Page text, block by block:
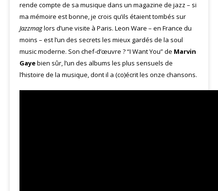
rende compte de sa musique dans un magazine de jazz – si
ma mémoire est bonne, je crois qu’ils étaient tombés sur
Jazzmaglors d’une visite à Paris. Leon Ware – en France du
moins – est l’un des secrets les mieux gardés de la soul
music moderne. Son chef-d’œuvre ? “I Want You” de Marvin
Gayebien sûr, l’un des albums les plus sensuels de
l’histoire de la musique, dont il a (co)écrit les onze chansons.